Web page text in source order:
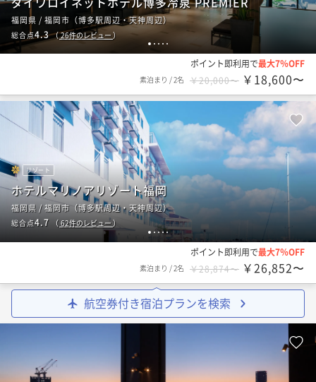
1 2 3 4 5
福岡県 / 福岡市（博多駅周辺・天神周辺）
総合点4.3（26件のレビュー）
ポイント即利用で最大7％OFF
素泊まり /2名 ￥20,000〜 ￥18,600〜
1 2 3 45
リゾート
ホテルマリノアリゾート福岡
福岡県 / 福岡市（博多駅周辺・天神周辺）
総合点4.7 （62件のレビュー）
ポイント即利用で最大7％OFF
素泊まり /2名 ￥28,874〜 ￥26,852〜
航空券付き宿泊プランを検索